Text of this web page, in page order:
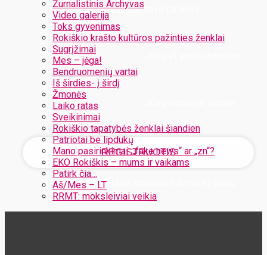
Žurnalistinis Archyvas
Video galerija
Toks gyvenimas
Rokiškio krašto kultūros pažinties ženklai
Sugrįžimai
Mes – jėga!
Bendruomenių vartai
Iš širdies- į širdį
Žmonės
Laiko ratas
Sveikinimai
Rokiškio tapatybės ženklai šiandien
Patriotai be lipdukų
Mano pasirinkimai: „fake news“ ar „zn“?
EKO Rokiškis – mums ir vaikams
Patirk čia…
Aš/Mes – LT
RRMT: moksleiviai veikia
Užregistruokite savo paskyrą
Jūsų slaptažodis bus atsiųstas Jums el. paštu